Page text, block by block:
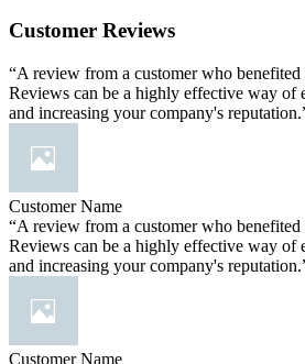
Customer Reviews
“A review from a customer who
Reviews can be a highly effective way of
and increasing your company's
Customer Name
“A review from a customer who
Reviews can be a highly effective way of
and increasing your company's
Customer Name